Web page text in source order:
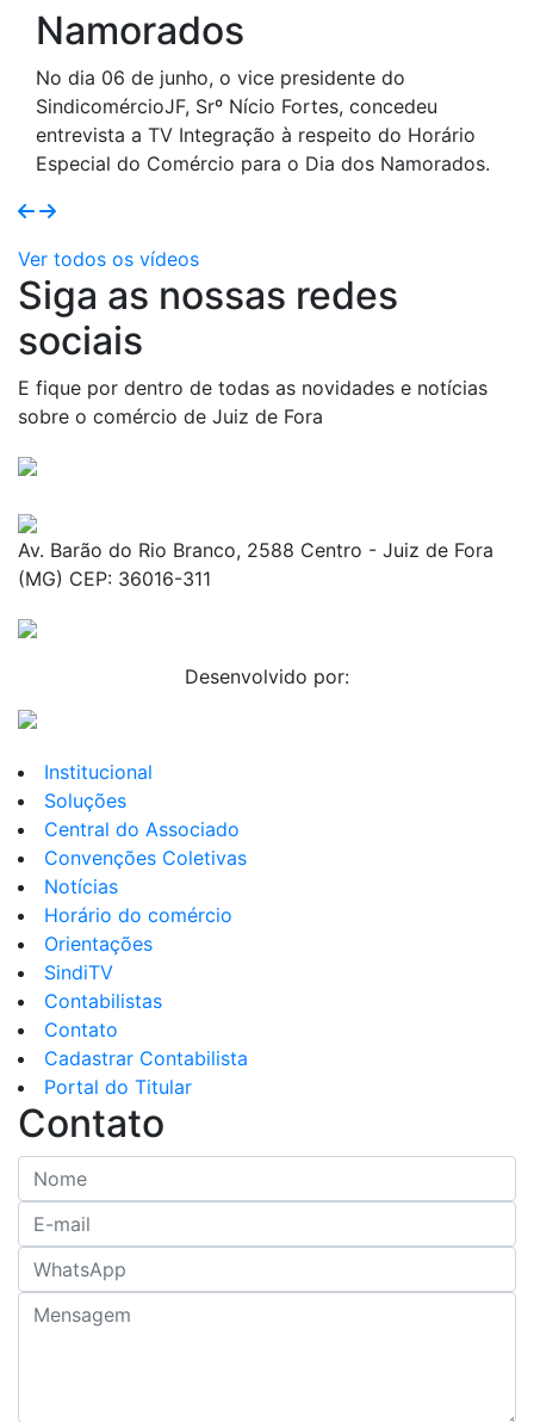
do Horário
da Mulher
As diretoras do SindicomércioJF realizaram,
os dias 4 e 8 de março, a primeira Semana
Mulher, com o objetivo de incentivar o
empreendedorismo feminino, promovendo a
Ver todos os vídeos
Siga as nossas redes
sociais
sobre o comércio de Juiz de Fora
(MG) CEP: 36016-311
Institucional
Soluções
Central do Associado
Convenções Coletivas
Notícias
Horário do comércio
Orientações
SindiTV
Contabilistas
Contato
Cadastrar Contabilista
Portal do Titular
Contato